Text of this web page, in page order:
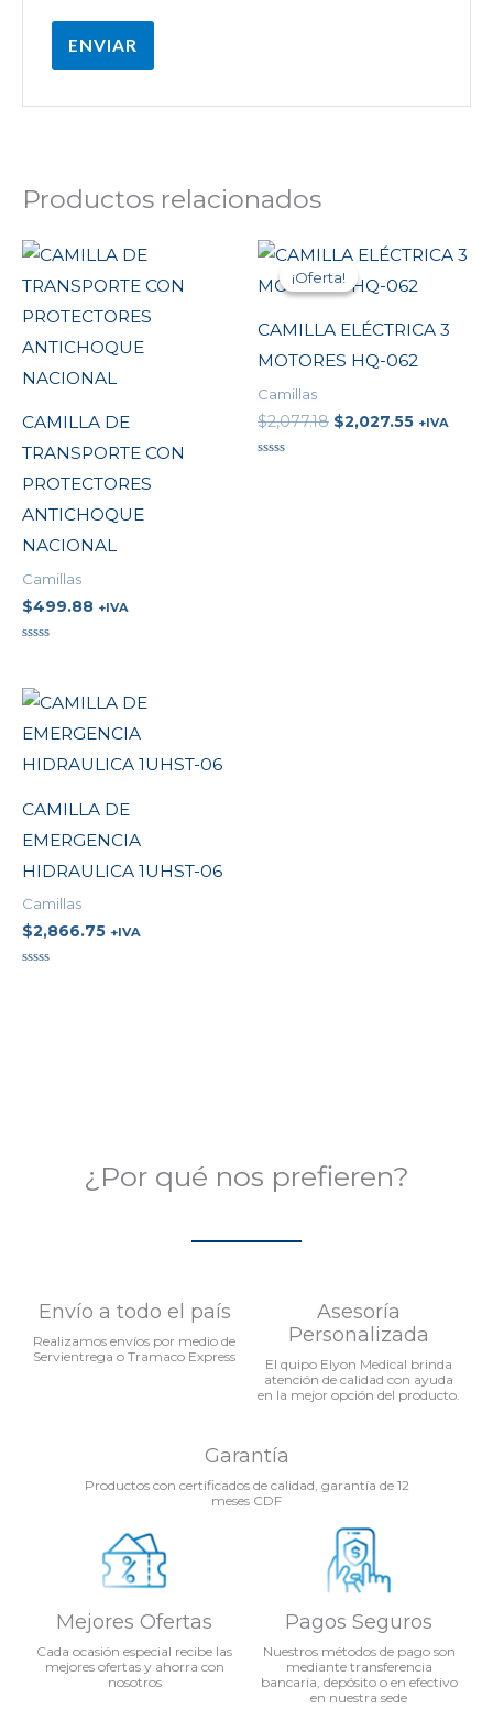
Productos relacionados
CAMILLA DE
TRANSPORTE CON
PROTECTORES
ANTICHOQUE
NACIONAL
Camillas
$499.88 +IVA
de
5
¡Oferta!
¡Oferta!
CAMILLA ELÉCTRICA 3
MOTORES HQ-062
Camillas
$2,077.18
Original
price
was:
$2,027.55
Current
is:
+IVA
CAMILLA DE
EMERGENCIA
HIDRAULICA 1UHST-06
Camillas
$2,866.75 +IVA
¿Por qué nos prefieren?
Envío a todo el país
Realizamos envíos por medio de
Servientrega o Tramaco Express
Asesoría
Personalizada
El quipo Elyon Medical brinda
atención de calidad con ayuda
en la mejor opción del producto.
Garantía
Productos con certificados de calidad, garantía de 12
meses CDF
Mejores Ofertas
Cada ocasión especial recibe las
mejores ofertas y ahorra con
nosotros
Pagos Seguros
Nuestros métodos de pago son
mediante transferencia
bancaria, depósito o en efectivo
en nuestra sede